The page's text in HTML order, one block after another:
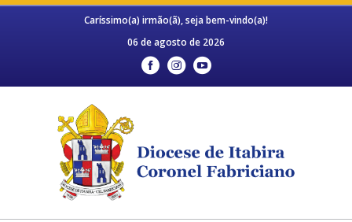
Caríssimo(a) irmão(ã), seja bem-vindo(a)!
06 de agosto de 2026